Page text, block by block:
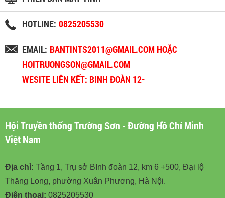
HOTLINE: 0825205530
EMAIL: BANTINTS2011@GMAIL.COM HOẶC
HOITRUONGSON@GMAIL.COM
WESITE LIÊN KẾT: BINH ĐOÀN 12-
Hội Truyền thống Trường Sơn - Đường Hồ Chí Minh
Việt Nam
Địa chỉ: Tầng 1, Trụ sở BInh đoàn 12, km 6 +500, Đại lộ
Thăng Long, phường Xuân Phương, Hà Nội.
Điện thoại: 0825205530